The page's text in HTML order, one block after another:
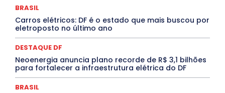
MEIO AMBIENTE
Paraíba
Paraná Pernambuco Piauí
POLÍTICA
PROCESSO SELETIVO
QUALIFICAÇÃO PROFISSIONAL
RESIDÊNCIA
Santa Catarina
São Paulo SARAMPO
SAÚDE
Saúde Agora
SEGURANÇA
Soltando o Verbo
TÁ FROID?
TEATRO TECNOLOGIA
TIC TAC
BRASIL
Carros elétricos: DF é o estado que mais buscou por
eletroposto no último ano
DESTAQUE DF
Neoenergia anuncia plano recorde de R$ 3,1 bilhões
para fortalecer a infraestrutura elétrica do DF
BRASIL